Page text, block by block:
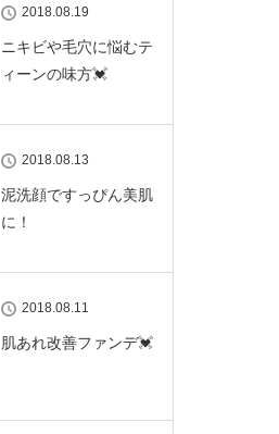
2018.08.19
ニキビや毛穴に悩むテ
ィーンの味方💓
2018.08.13
泥洗顔ですっぴん美肌
に！
2018.08.11
肌あれ改善ファンデ💓